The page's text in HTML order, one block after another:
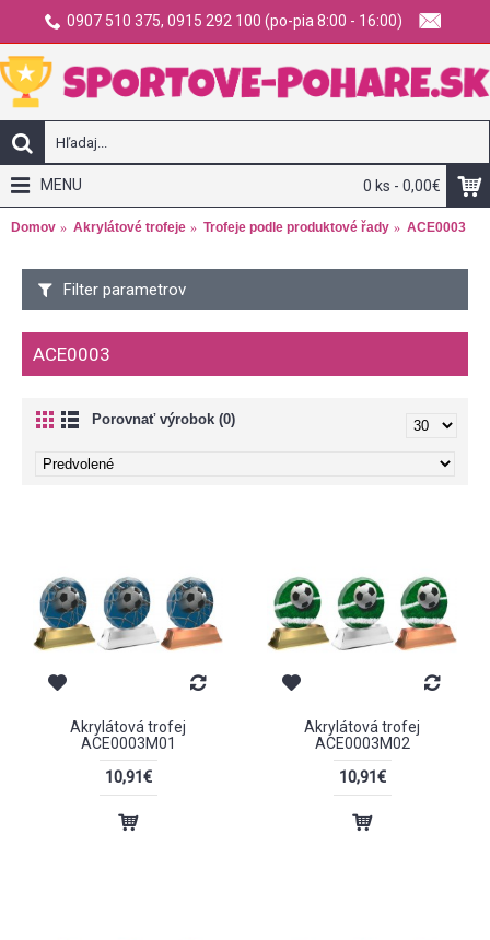
0907 510 375, 0915 292 100 (po-pia 8:00 - 16:00)
0 ks - 0,00€
MENU
Domov Akrylátové trofeje Trofeje podle produktové řady ACE0003
Filter parametrov
ACE0003
Porovnať výrobok (0)
Akrylátová trofej
ACE0003M01
10,91€
Akrylátová trofej
ACE0003M02
10,91€